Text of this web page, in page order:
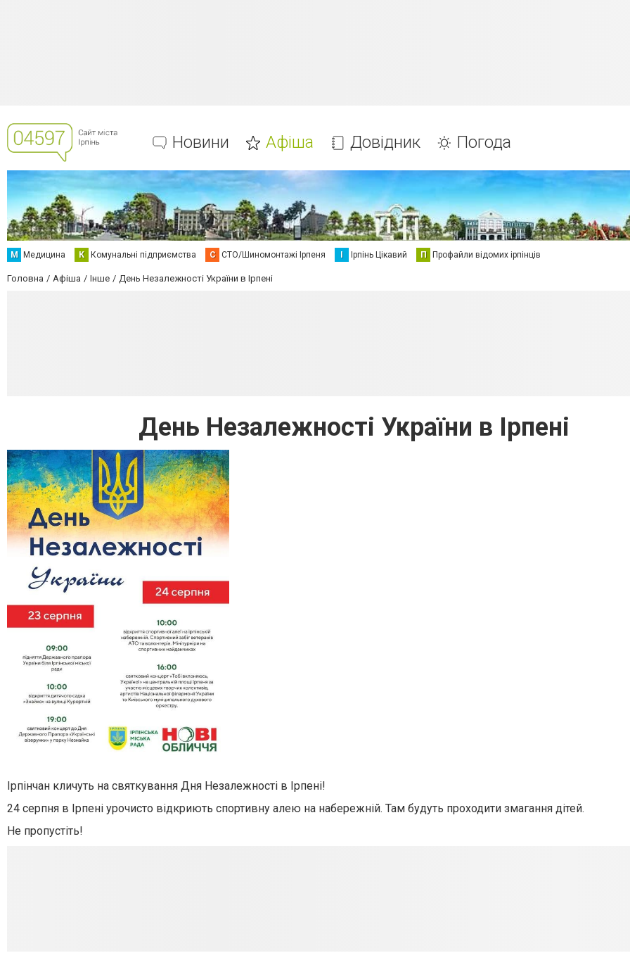
Новини Афіша Довідник Погода
М Медицина К Комунальні підприємства С СТО/Шиномонтажі Ірпеня І Ірпінь Цікавий П Профайли відомих ірпінців
Головна Афіша Інше День Незалежності України в Ірпені
День Незалежності України в Ірпені
Ірпінчан кличуть на святкування Дня Незалежності в Ірпені!
24 серпня в Ірпені урочисто відкриють спортивну алею на набережній. Там будуть проходити змагання дітей.
Не пропустіть!